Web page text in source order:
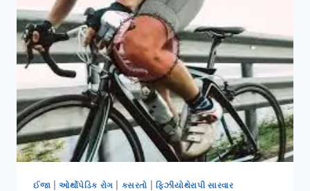
વખતે
હાથ
દુખવો)
નો
ઈલાજ.
ઈજા ઓર્થોપેડિક રોગ કસરતો ફિઝીયોથેરાપી સારવાર